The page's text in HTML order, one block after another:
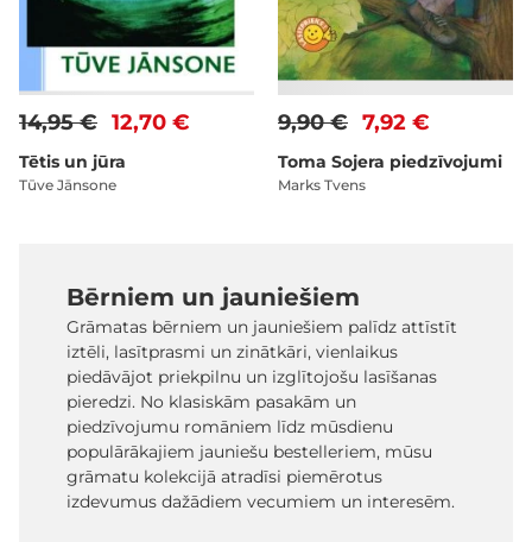
12,70 €
14,95 €
Tētis un jūra
Tūve Jānsone
7,92 €
9,90 €
Toma Sojera piedzīvojumi
Marks Tvens
Bērniem un jauniešiem
Grāmatas bērniem un jauniešiem palīdz attīstīt
iztēli, lasītprasmi un zinātkāri, vienlaikus
piedāvājot priekpilnu un izglītojošu lasīšanas
pieredzi. No klasiskām pasakām un
piedzīvojumu romāniem līdz mūsdienu
populārākajiem jauniešu bestelleriem, mūsu
grāmatu kolekcijā atradīsi piemērotus
izdevumus dažādiem vecumiem un interesēm.